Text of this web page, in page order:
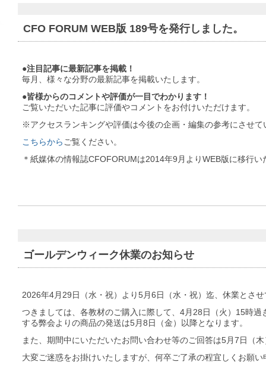
CFO FORUM WEB版 189号を発行しました。
●注目記事に最新記事を掲載！
毎月、様々な分野の最新記事を掲載いたします。
●皆様からのコメントや評価が一目でわかります！
ご覧いただいた記事に評価やコメントをお付けいただけます。
※アクセスランキングや評価は今後の企画・編集の参考にさせて
こちらからご覧ください。
＊紙媒体の情報誌CFOFORUMは2014年9月よりWEB版に移行い
ゴールデンウィーク休業のお知らせ
2026年4月29日（水・祝）より5月6日（水・祝）迄、休業とさ
つきましては、各教材のご購入に際して、4月28日（火）15時
する弊会よりの商品の発送は5月8日（金）以降となります。
また、期間中にいただいたお問い合わせ等のご回答は5月7日（
大変ご迷惑をお掛けいたしますが、何卒ご了承の程宜しくお願い